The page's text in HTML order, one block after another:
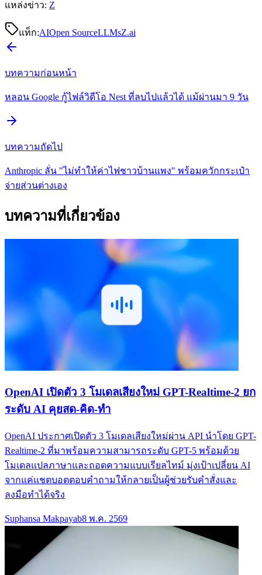
แหล่งข่าว: Z
แท็ก:AIOpen SourceLLMsZ.ai
บทความก่อนหน้า
หลอน Google กู้ไฟล์วิดีโอ Nest ที่ลบไปแล้วได้ แม้ผ่านมา 9 วัน
บทความถัดไป
Anthropic ลั่น "ไม่ทำให้ค่าไฟชาวบ้านแพง" พร้อมควักกระเป๋า
จ่ายส่วนต่างเอง
บทความที่เกี่ยวข้อง
OpenAI เปิดตัว 3 โมเดลเสียงใหม่ GPT-Realtime-2 ยก
ระดับ AI คุยสด-คิด-ทำ
OpenAI ประกาศเปิดตัว 3 โมเดลเสียงใหม่ผ่าน API นำโดย GPT-
Realtime-2 ที่มาพร้อมความสามารถระดับ GPT-5 พร้อมด้วย
โมเดลแปลภาษาและถอดความแบบเรียลไทม์ มุ่งเป้าเปลี่ยน AI
จากแค่แชตบอตตอบคำถามให้กลายเป็นผู้ช่วยรับคำสั่งและ
ลงมือทำได้จริง
Suphansa Makpayab8 พ.ค. 2569